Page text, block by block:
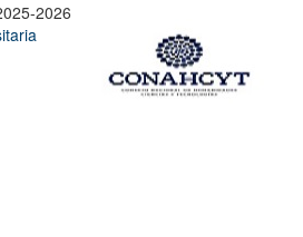
2026